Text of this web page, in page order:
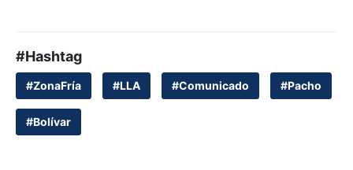
#Hashtag
#ZonaFría #LLA #Comunicado #Pacho
#Bolívar